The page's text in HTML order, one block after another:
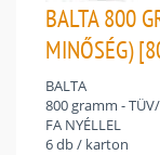
BALTA 800
MINŐSÉG)
BALTA
800 gramm -
FA NYÉLLEL
6 db / karton